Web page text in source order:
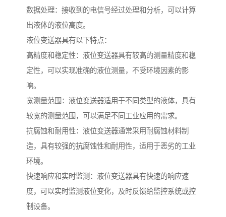
数据处理：接收到的电信号经过处理和分析，可以计算
出液体的液位高度。
液位变送器具有以下特点：
高精度和稳定性：液位变送器具有较高的测量精度和稳
定性，可以实现准确的液位测量，不受环境因素的影
响。
宽测量范围：液位变送器适用于不同类型的液体，具有
较宽的测量范围，可以满足不同工业应用的需求。
抗腐蚀和耐用性：液位变送器通常采用耐腐蚀材料制
造，具有较强的抗腐蚀性和耐用性，适用于恶劣的工业
环境。
快速响应和实时监测：液位变送器具有快速的响应速
度，可以实时监测液位变化，及时反馈给监控系统或控
制设备。